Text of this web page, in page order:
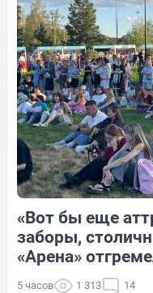
10 Обсудить
22 Обсудить
44 Обсудить
«Вот бы еще
заборы,
«Арена»
5 часов 1 313 14